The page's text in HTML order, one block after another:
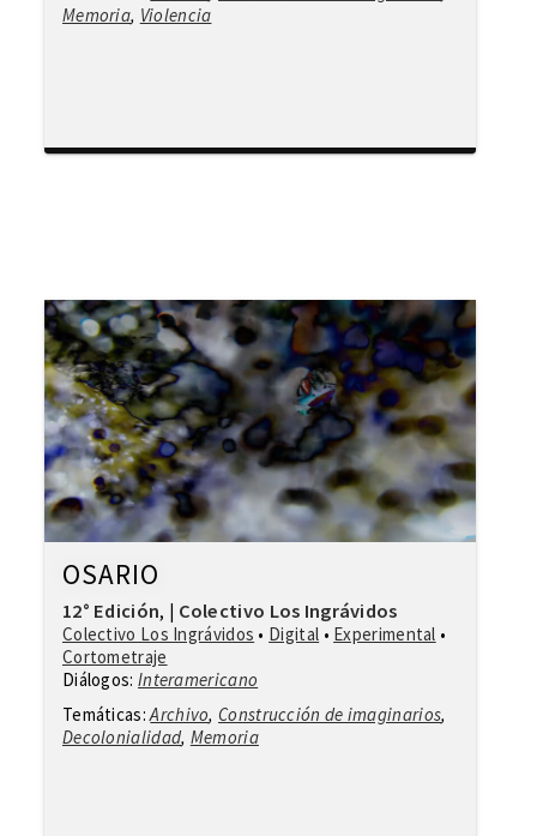
Memoria, Violencia
OSARIO
12° Edición, Colectivo Los Ingrávidos
Colectivo Los Ingrávidos • Digital • Experimental •
Cortometraje
Diálogos: Interamericano
Temáticas: Archivo,Construcción de imaginarios,
Decolonialidad, Memoria